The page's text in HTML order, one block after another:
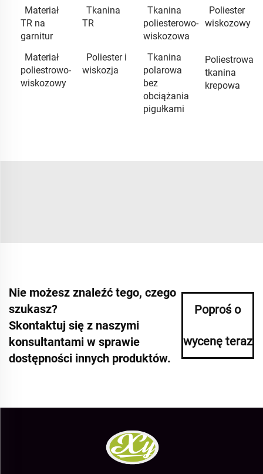
Materiał
TR na
garnitur
Tkanina
TR
Tkanina
poliesterowo-
wiskozowa
Poliester
wiskozowy
Materiał
poliestrowo-
wiskozowy
Poliester i
wiskozja
Tkanina
polarowa
bez
obciążania
pigułkami
Poliestrowa
tkanina
krepowa
Nie możesz znaleźć tego, czego
szukasz?
Skontaktuj się z naszymi
konsultantami w sprawie
dostępności innych produktów.
Poproś o
wycenę teraz